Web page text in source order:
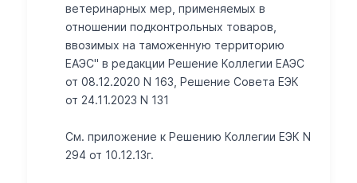
ветеринарных мер, применяемых в
отношении подконтрольных товаров,
ввозимых на таможенную территорию
ЕАЭС" в редакции Решение Коллегии ЕАЭС
от 08.12.2020 N 163, Решение Совета ЕЭК
от 24.11.2023 N 131
Cм. приложение к Решению Коллегии ЕЭК N
294 от 10.12.13г.